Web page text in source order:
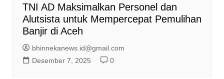
TNI AD Maksimalkan Personel dan
Alutsista untuk Mempercepat Pemulihan
Banjir di Aceh
bhinnekanews.id@gmail.com
Desember 7, 2025
0